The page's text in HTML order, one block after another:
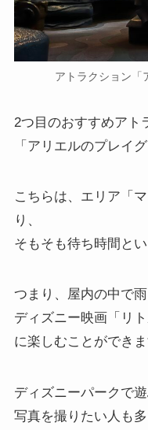
アトラクション「
2つ目のおすすめアト
「アリエルのプレイ
こちらは、エリア「
り、
そもそも待ち時間と
つまり、屋内の中で雨
ディズニー映画「リ
に楽しむことができま
ディズニーパークで遊
写真を撮りたい人も